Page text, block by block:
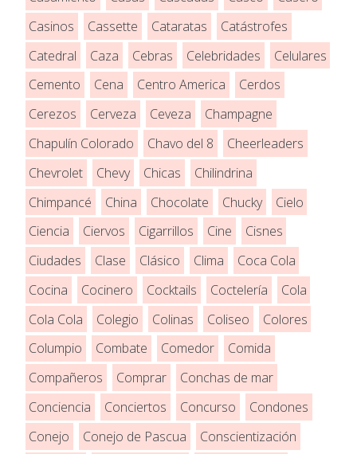
Casinos
Cassette Cataratas
Catástrofes
Catedral
Caza Cebras Celebridades
Celulares
Cemento
Cena Centro America
Cerdos
Cerezos
Cerveza Ceveza
Champagne
Chapulín Colorado
Chavo del 8
Cheerleaders
Chevrolet
Chevy Chicas
Chilindrina
Chimpancé
China Chocolate Chucky
Cielo
Ciencia
Ciervos Cigarrillos Cine
Cisnes
Ciudades
Clase Clásico Clima
Coca Cola
Cocina
Cocinero Cocktails Coctelería
Cola
Cola Cola
Colegio Colinas Coliseo
Colores
Columpio
Combate Comedor
Comida
Compañeros
Comprar
Conchas de mar
Conciencia
Conciertos Concurso
Condones
Conejo
Conejo de Pascua
Conscientización